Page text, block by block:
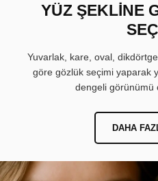
YÜZ ŞEKLİNE
Yuvarlak, kare, oval,
göre gözlük seçimi yaparak
dengeli görünümü
DAHA